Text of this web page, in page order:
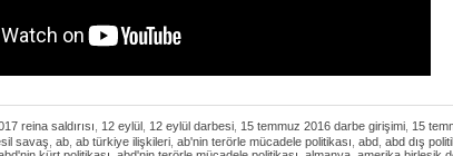
reina saldırısı 12 eylül 12 eylül darbesi 15 temmuz 2016 darbe girişimi 15
savaş ab ab türkiye ilişkileri ab'nin terörle mücadele politikası abd abd dış